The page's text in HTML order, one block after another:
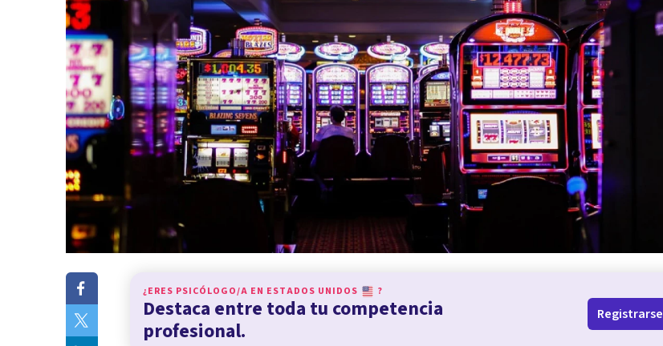
¿ERES PSICÓLOGO/A EN ESTADOS UNIDOS ?
Destaca entre toda tu competencia
profesional.
Registrarse